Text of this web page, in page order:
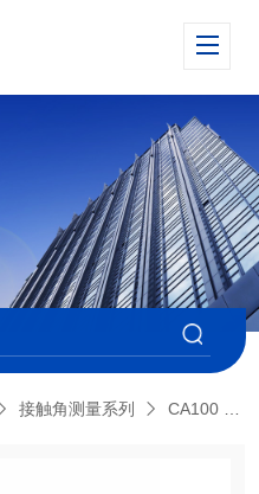
接触角测量系列 CA100 标准型接触角测量仪